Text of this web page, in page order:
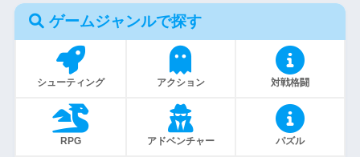
ゲームジャンルで探す
シューティング アクション 対戦格闘
RPG アドベンチャー パズル